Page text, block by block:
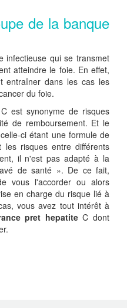
de la banque
infectieuse qui se transmet
atteindre le foie. En effet,
entraîner dans les cas les
du foie.
est synonyme de risques
de remboursement. Et le
ci étant une formule de
les risques entre différents
il n'est pas adapté à la
de santé ». De ce fait,
vous l'accorder ou alors
en charge du risque lié à
vous avez tout intérêt à
pret hepatiteC dont